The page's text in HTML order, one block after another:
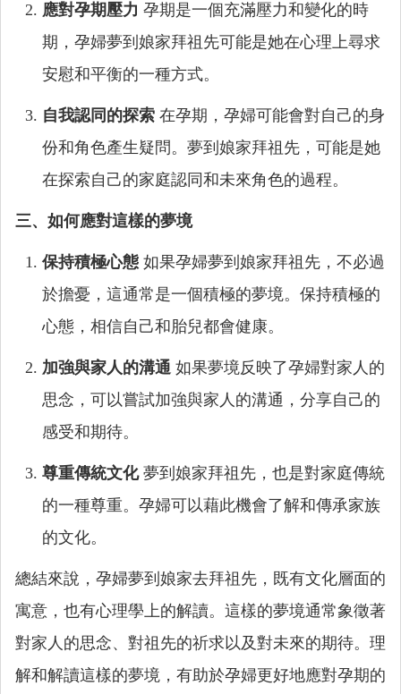
應對孕期壓力 孕期是一個充滿壓力和變化的時
期，孕婦夢到娘家拜祖先可能是她在心理上尋求
安慰和平衡的一種方式。
自我認同的探索 在孕期，孕婦可能會對自己的身
份和角色產生疑問。夢到娘家拜祖先，可能是她
在探索自己的家庭認同和未來角色的過程。
三、如何應對這樣的夢境
保持積極心態 如果孕婦夢到娘家拜祖先，不必過
於擔憂，這通常是一個積極的夢境。保持積極的
心態，相信自己和胎兒都會健康。
加強與家人的溝通 如果夢境反映了孕婦對家人的
思念，可以嘗試加強與家人的溝通，分享自己的
感受和期待。
尊重傳統文化夢到娘家拜祖先，也是對家庭傳統
的一種尊重。孕婦可以藉此機會了解和傳承家族
的文化。
總結來說，孕婦夢到娘家去拜祖先，既有文化層面的
寓意，也有心理學上的解讀。這樣的夢境通常象徵著
對家人的思念、對祖先的祈求以及對未來的期待。理
解和解讀這樣的夢境，有助於孕婦更好地應對孕期的